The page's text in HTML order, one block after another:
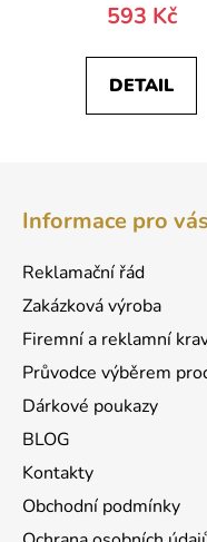
593 Kč
DETAIL
Informace pro vás
Reklamační řád
Zakázková výroba
Firemní a reklamní
Průvodce výběrem
Dárkové poukazy
BLOG
Kontakty
Obchodní podmínky